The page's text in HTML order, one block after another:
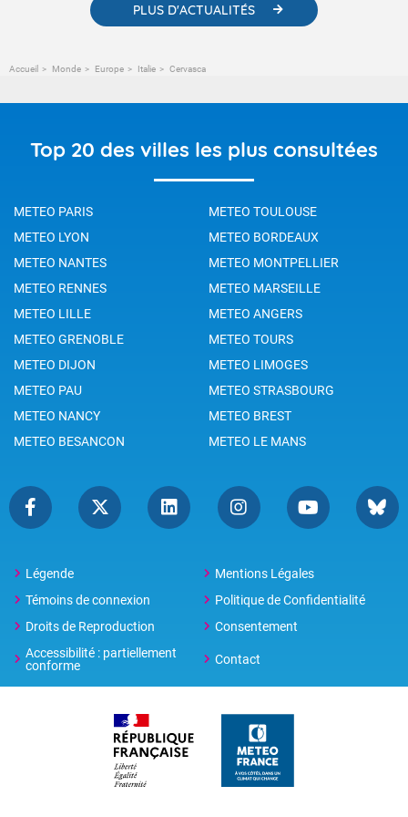
PLUS D'ACTUALITÉS
Accueil Monde Europe Italie Cervasca
Top 20 des villes les plus consultées
METEO PARIS
METEO TOULOUSE
METEO LYON
METEO BORDEAUX
METEO NANTES
METEO MONTPELLIER
METEO RENNES
METEO MARSEILLE
METEO LILLE
METEO ANGERS
METEO GRENOBLE
METEO TOURS
METEO DIJON
METEO LIMOGES
METEO PAU
METEO STRASBOURG
METEO NANCY
METEO BREST
METEO BESANCON
METEO LE MANS
Légende
Mentions Légales
Témoins de connexion
Politique de Confidentialité
Droits de Reproduction
Consentement
Accessibilité : partiellement
conforme
Contact